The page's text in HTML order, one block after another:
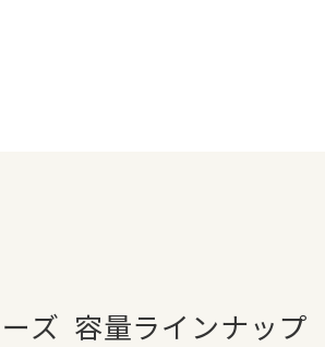
ズ 容量ラインナップ